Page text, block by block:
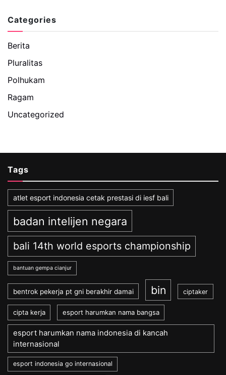
Categories
Berita
Pluralitas
Polhukam
Ragam
Uncategorized
Tags
atlet esport indonesia cetak prestasi di iesf bali
badan intelijen negara
bali 14th world esports championship
bantuan gempa cianjur
bentrok pekerja pt gni berakhir damai bin ciptaker
cipta kerja esport harumkan nama bangsa
esport harumkan nama indonesia di kancah
internasional
esport indonesia go internasional